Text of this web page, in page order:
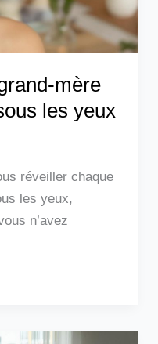
mère
les yeux
réveiller chaque
les yeux,
n’avez